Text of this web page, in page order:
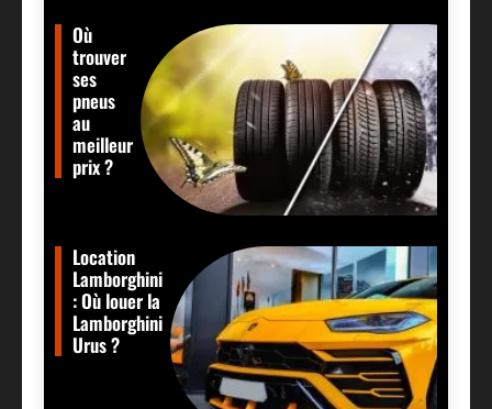
Où
trouver
ses
pneus
au
meilleur
prix ?
Location
Lamborghini
: Où louer la
Lamborghini
Urus ?